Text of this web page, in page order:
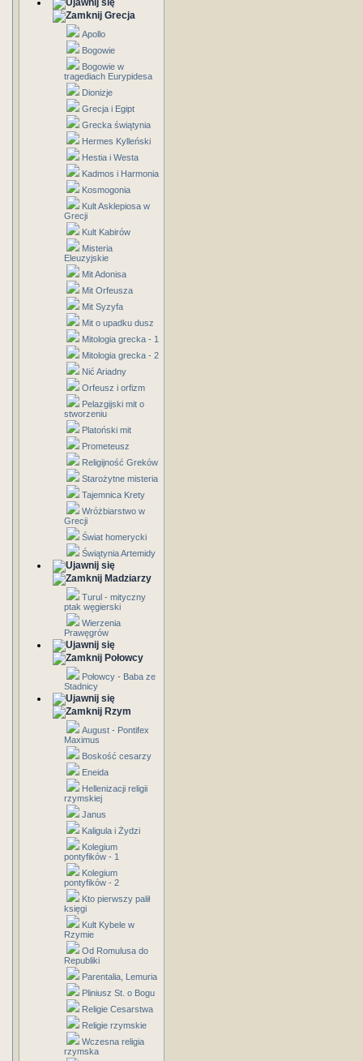
Grecja
Apollo
Bogowie
Bogowie w
tragediach Eurypidesa
Dionizje
Grecja i Egipt
Grecka świątynia
Hermes Kylleński
Hestia i Westa
Kadmos i Harmonia
Kosmogonia
Kult Asklepiosa w
Grecji
Kult Kabirów
Misteria
Eleuzyjskie
Mit Adonisa
Mit Orfeusza
Mit Syzyfa
Mit o upadku dusz
Mitologia grecka - 1
Mitologia grecka - 2
Nić Ariadny
Orfeusz i orfizm
Pelazgijski mit o
stworzeniu
Platoński mit
Prometeusz
Religijność Greków
Starożytne misteria
Tajemnica Krety
Wróżbiarstwo w
Grecji
Świat homerycki
Świątynia Artemidy
Madziarzy
Turul - mityczny
ptak węgierski
Wierzenia
Prawęgrów
Połowcy
Połowcy - Baba ze
Stadnicy
Rzym
August - Pontifex
Maximus
Boskość cesarzy
Eneida
Hellenizacji religii
rzymskiej
Janus
Kaligula i Żydzi
Kolegium
pontyfików - 1
Kolegium
pontyfików - 2
Kto pierwszy palił
księgi
Kult Kybele w
Rzymie
Od Romulusa do
Republiki
Parentalia, Lemuria
Pliniusz St. o Bogu
Religie Cesarstwa
Religie rzymskie
Wczesna religia
rzymska